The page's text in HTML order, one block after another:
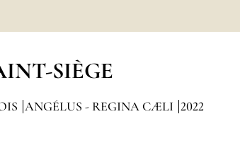
SIÈGE
ANGÉLUS - REGINA CÆLI 2022